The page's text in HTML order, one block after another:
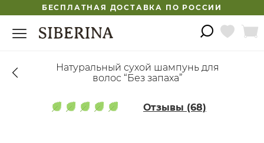
БЕСПЛАТНАЯ ДОСТАВКА ПО РОССИИ
Натуральный сухой шампунь для
волос “Без запаха”
Отзывы (68)